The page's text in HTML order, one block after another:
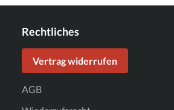
Rechtliches
Vertrag widerrufen
AGB